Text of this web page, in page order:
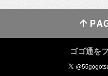
ゴゴ通を